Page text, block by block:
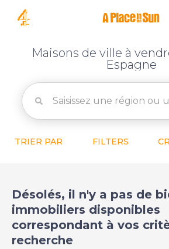
Maisons de ville à
Espagne
TRIER PAR FILTERS
Désolés, il n'y a pas de
immobiliers disponibles
correspondant à vos
recherche